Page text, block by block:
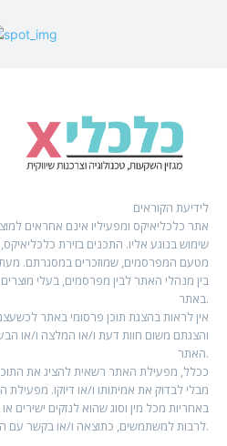
לידיעת הקוראים
אתר כלכליאיקס ומפעיליו אינם אחראים
שימוש בנוגע אליו. התכנים בזירת
מטעם המפרסמים, שמוזכרים במסגרתם. מעת
בין מנהלי האתר לבין מפרסמים, בעלי מוצרים
באתר.
אין לראות בהצגת תוכן פרסומי באתר
והצגתם משום חוות דעת ו/או המלצה ו/או
האתר.
ככלל, מפעילת האתר רשאית להציג את התוכן
באחריות מכל מין וסוג שהוא לנזקים ישירים
לרבות למשתמשים, כתוצאה ו/או בקשר עם התוכן הפרסומי.